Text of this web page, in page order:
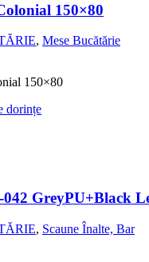
150×80
, Mese Bucătărie
150×80
dorințe
042 GreyPU+Black
, Scaune Înalte, Bar